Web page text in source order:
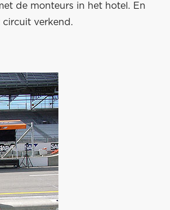
de monteurs in het hotel. En
verkend.